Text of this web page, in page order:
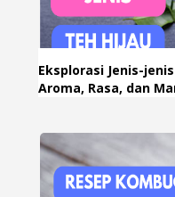
Eksplorasi Jenis-
Aroma, Rasa, dan